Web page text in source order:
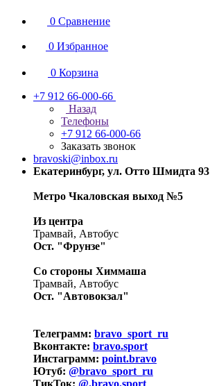
0 Сравнение
0 Избранное
0 Корзина
+7 912 66-000-66
Назад
Телефоны
+7 912 66-000-66
Заказать звонок
bravoski@inbox.ru
Екатеринбург, ул. Отто Шмидта 93
Метро Чкаловская выход №5
Из центра
Трамвай, Автобус
Ост. "Фрунзе"
Со стороны Химмаша
Трамвай, Автобус
Ост. "Автовокзал"
Телеграмм: bravo_sport_ru
Вконтакте: bravo.sport
Инстаграмм: point.bravo
Ютуб: @bravo_sport_ru
ТикТок: @.bravo.sport